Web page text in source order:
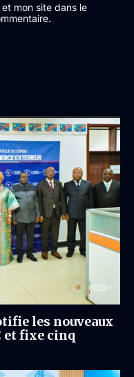
mon site dans le
les nouveaux
et fixe cinq